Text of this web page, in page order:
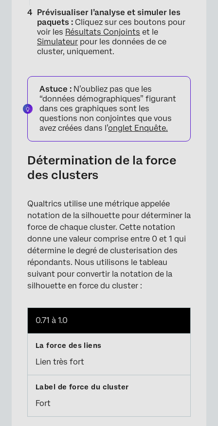
Prévisualiser l’analyse et simuler les
paquets : Cliquez sur ces boutons pour
voir les Résultats Conjoints et le
Simulateur pour les données de ce
cluster, uniquement.
Astuce : N’oubliez pas que les
“données démographiques” figurant
dans ces graphiques sont les
questions non conjointes que vous
avez créées dans l’onglet Enquête.
Détermination de la force
des clusters
Qualtrics utilise une métrique appelée
notation de la silhouette pour déterminer la
force de chaque cluster. Cette notation
donne une valeur comprise entre 0 et 1 qui
détermine le degré de clusterisation des
répondants. Nous utilisons le tableau
suivant pour convertir la notation de la
silhouette en force du cluster :
0.71 à 1.0
Lien très fort
Fort